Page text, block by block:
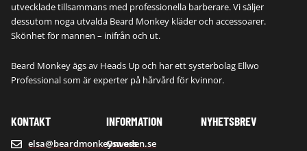
utvecklade tillsammans med professionella barberare. Vi säljer
dessutom noga utvalda Beard Monkey kläder och accessoarer.
Skönhet för mannen – inifrån och ut.
Beard Monkey ägs av Heads Up och har ett systerbolag Ellwo
Professional som är experter på hårvård för kvinnor.
KONTAKT
elsa@beardmonkeysweden.se
INFORMATION
Om oss
NYHETSBREV